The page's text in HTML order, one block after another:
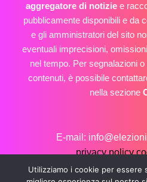
aggregatore di notizie e
pubblicamente disponibili e da
e gli amministratori del sito
eventuali imprecisioni,
nel tempo. Per segnalazioni
contenuti, è possibile
nella sezione
E-mail:
privacy policy
Copyright © 2026
Utilizziamo i cookie per essere